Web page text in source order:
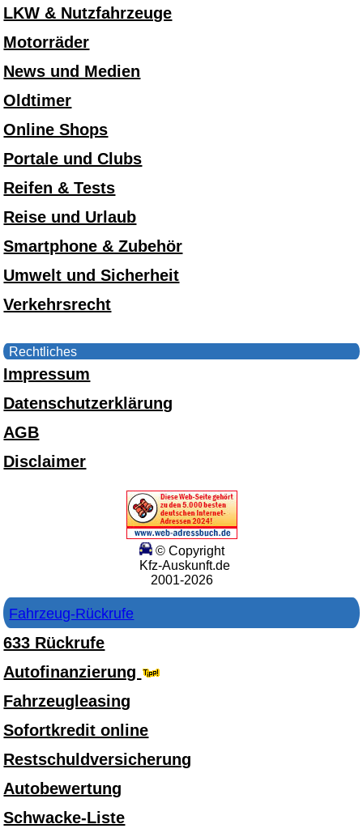
LKW & Nutzfahrzeuge
Motorräder
News und Medien
Oldtimer
Online Shops
Portale und Clubs
Reifen & Tests
Reise und Urlaub
Smartphone & Zubehör
Umwelt und Sicherheit
Verkehrsrecht
Rechtliches
Impressum
Datenschutzerklärung
AGB
Disclaimer
© Copyright
Kfz-Auskunft.de
2001-2026
Fahrzeug-Rückrufe
633 Rückrufe
Autofinanzierung
Fahrzeugleasing
Sofortkredit online
Restschuldversicherung
Autobewertung
Schwacke-Liste